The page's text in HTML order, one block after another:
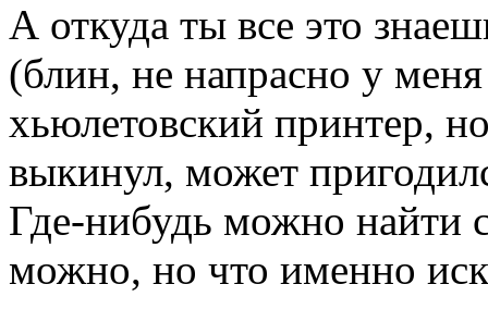
А откуда ты все это
(блин, не напрасно у
хьюлетовский принтер,
выкинул, может
Где-нибудь можно найти
можно, но что именно